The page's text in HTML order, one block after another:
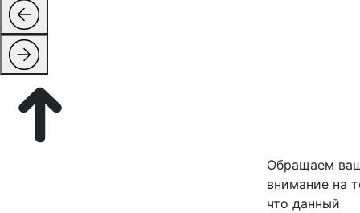
Обращаем
внимание на
что данный